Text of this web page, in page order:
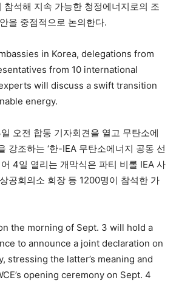
참석해 지속 가능한 청정에너지로의 조
을 중점적으로 논의한다.
in Korea, delegations from
from 10 international
will discuss a swift transition
energy.
오전 합동 기자회견을 열고 무탄소에
강조하는 ‘한-IEA 무탄소에너지 공동 선
어 4일 열리는 개막식은 파티 비롤 IEA 사
공회의소 회장 등 1200명이 참석한 가
the morning of Sept. 3 will hold a
to announce a joint declaration on
stressing the latter’s meaning and
opening ceremony on Sept. 4